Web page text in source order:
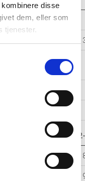
disse
dem, eller som
tjenester.
- -
53
2023-03
1.134